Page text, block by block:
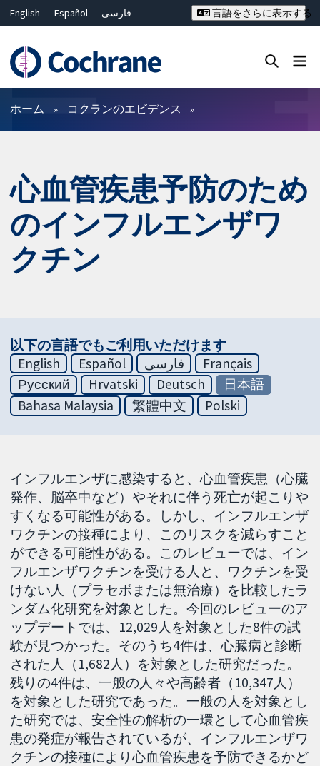
English Español
فارسی
Deutsch
Bahasa Malaysia
ไทย
繁體中文
简体中文
言語をさらに表示する
フィルター
ホーム コクランのエビデンス
心血管疾患予防のため
のインフルエンザワ
クチン
以下の言語でもご利用いただけます
English
Español فارسی
Français
Русский
Hrvatski Deutsch
日本語
Bahasa Malaysia
繁體中文 Polski
インフルエンザに感染すると、心血管疾患（心臓
発作、脳卒中など）やそれに伴う死亡が起こりや
すくなる可能性がある。しかし、インフルエンザ
ワクチンの接種により、このリスクを減らすこと
ができる可能性がある。このレビューでは、イン
フルエンザワクチンを受ける人と、ワクチンを受
けない人（プラセボまたは無治療）を比較したラ
ンダム化研究を対象とした。今回のレビューのア
ップデートでは、12,029人を対象とした8件の試
験が見つかった。そのうち4件は、心臓病と診断
された人（1,682人）を対象とした研究だった。
残りの4件は、一般の人々や高齢者（10,347人）
を対象とした研究であった。一般の人を対象とし
た研究では、安全性の解析の一環として心血管疾
患の発症が報告されているが、インフルエンザワ
クチンの接種により心血管疾患を予防できるかど